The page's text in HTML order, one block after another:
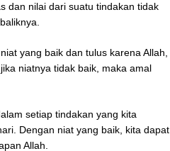
dan nilai dari suatu tindakan tidak
yang baik dan tulus karena Allah,
niatnya tidak baik, maka amal
setiap tindakan yang kita
Dengan niat yang baik, kita dapat
Allah.